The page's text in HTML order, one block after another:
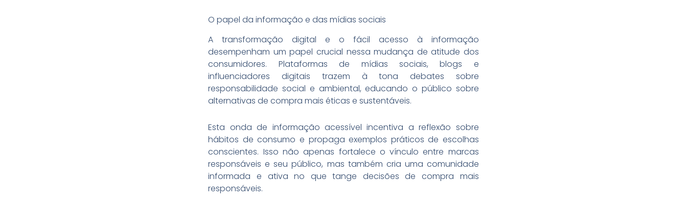
O papel da informação e das mídias sociais
A transformação digital e o fácil acesso à informação
desempenham um papel crucial nessa mudança de atitude dos
consumidores. Plataformas de mídias sociais, blogs e
influenciadores digitais trazem à tona debates sobre
responsabilidade social e ambiental, educando o público sobre
alternativas de compra mais éticas e sustentáveis.
Esta onda de informação acessível incentiva a reflexão sobre
hábitos de consumo e propaga exemplos práticos de escolhas
conscientes. Isso não apenas fortalece o vínculo entre marcas
responsáveis e seu público, mas também cria uma comunidade
informada e ativa no que tange decisões de compra mais
responsáveis.